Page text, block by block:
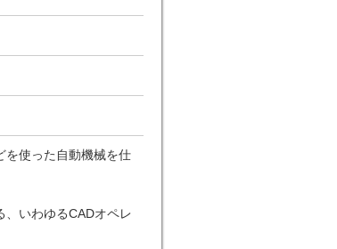
を使った自動機械を仕
、いわゆるCADオペレ